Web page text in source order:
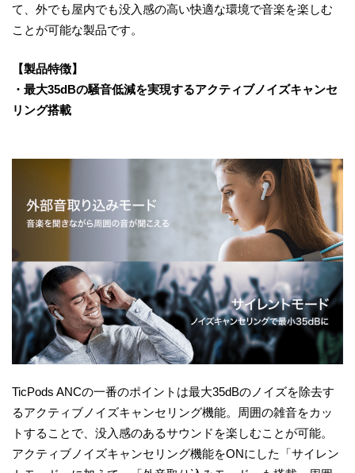
て、外でも屋内でも没入感の高い快適な環境で音楽を楽しむ
ことが可能な製品です。
【製品特徴】
・最大35dBの騒音低減を実現するアクティブノイズキャンセ
リング搭載
TicPods ANCの一番のポイントは最大35dBのノイズを除去す
るアクティブノイズキャンセリング機能。周囲の雑音をカッ
トすることで、没入感のあるサウンドを楽しむことが可能。
アクティブノイズキャンセリング機能をONにした「サイレン